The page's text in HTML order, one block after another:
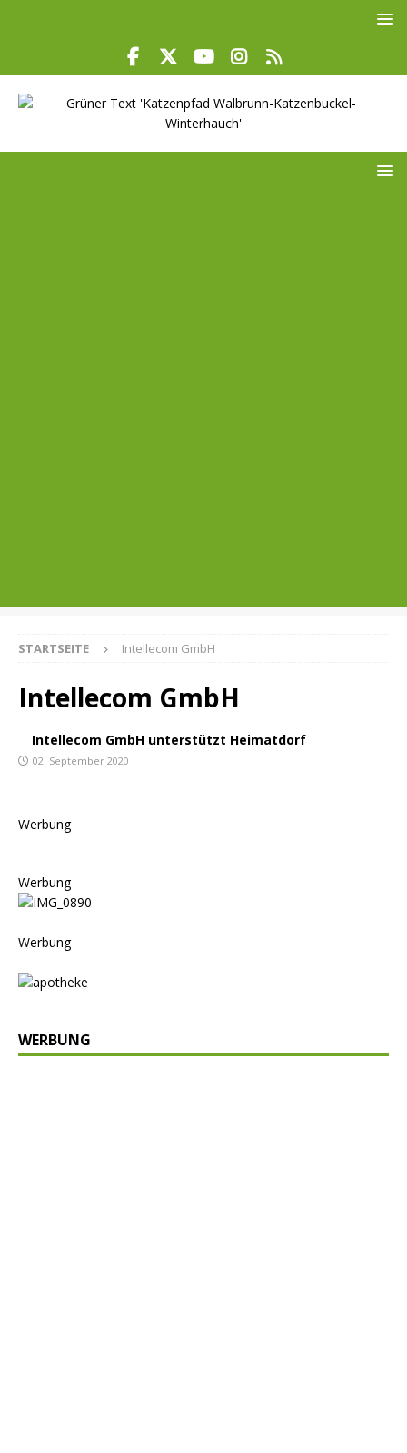
STARTSEITE Intellecom GmbH
Intellecom GmbH
Intellecom GmbH unterstützt Heimatdorf
02. September 2020
Werbung
Werbung
Werbung
WERBUNG